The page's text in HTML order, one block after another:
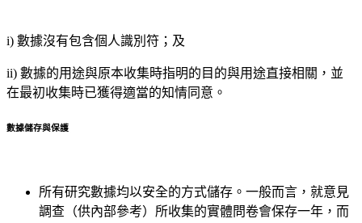
i) 數據沒有包含個人識別符；及
ii) 數據的用途與原本收集時指明的目的與用途直接相關，並
在最初收集時已獲得適當的知情同意。
數據儲存與保護
所有研究數據均以安全的方式儲存。一般而言，就意見
調查（供內部參考）所收集的實體問卷會保存一年，而